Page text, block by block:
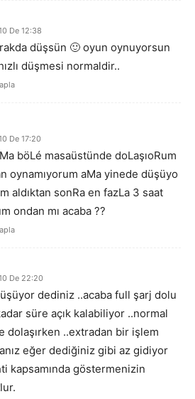
De 12:38
düşsün 🙂 oyun oynuyorsun
düşmesi normaldir..
De 17:20
böLé masaüstünde doLaşıoRum
oynamıyorum aMa yinede düşüyo
aldıktan sonRa en fazLa 3 saat
ondan mı acaba ??
De 22:20
dediniz ..acaba full şarj dolu
süre açık kalabiliyor ..normal
dolaşırken ..extradan bir işlem
eğer dediğiniz gibi az gidiyor
kapsamında göstermenizin